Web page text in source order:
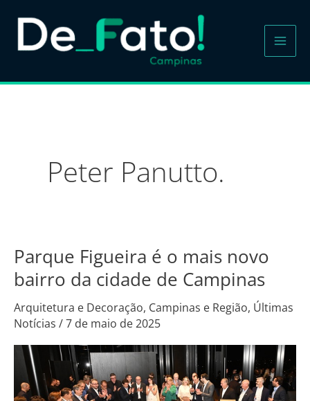
para
Peter Panutto.
Parque Figueira é o mais novo
bairro da cidade de Campinas
Arquitetura e Decoração, Campinas e Região, Últimas
Notícias /7 de maio de 2025
Parque
Figueira
é
o
mais
novo
bairro
da